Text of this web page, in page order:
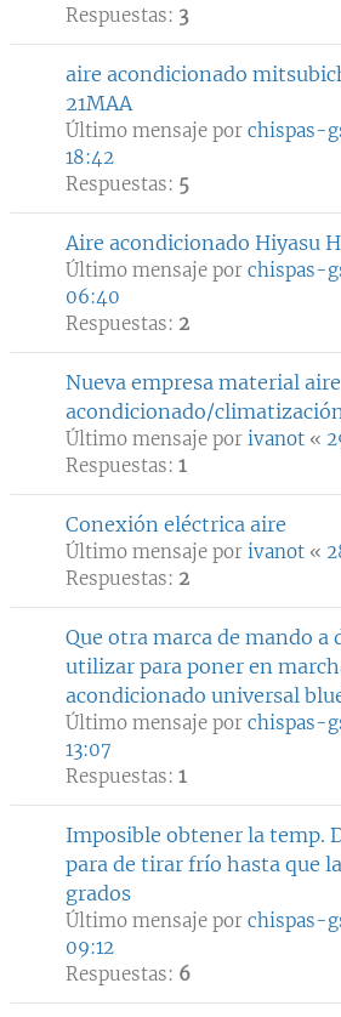
Respuestas: 3
aire acondicionado
21MAA
Último mensaje por chispas-
18:42
Respuestas: 5
Aire acondicionado Hiyasu
Último mensaje por chispas-
06:40
Respuestas: 2
Nueva empresa material aire
acondicionado/
Último mensaje por ivanot «
Respuestas: 1
Conexión eléctrica aire
Último mensaje por ivanot «
Respuestas: 2
Que otra marca de mando a
utilizar para poner en
acondicionado universal
Último mensaje por chispas-
13:07
Respuestas: 1
Imposible obtener la temp.
para de tirar frío hasta que
grados
Último mensaje por chispas-
09:12
Respuestas: 6